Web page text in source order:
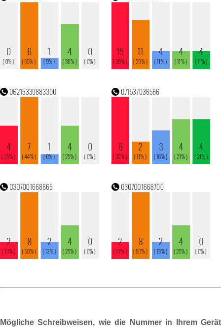
Mögliche Schreibweisen, wie die Nummer in Ihrem Gerät